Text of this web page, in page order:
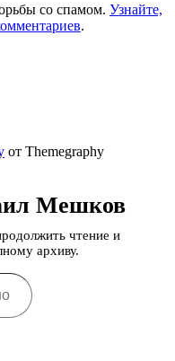
со спамом. Узнайте,
.
от Themegraphy
Мешков
чтение и
архиву.